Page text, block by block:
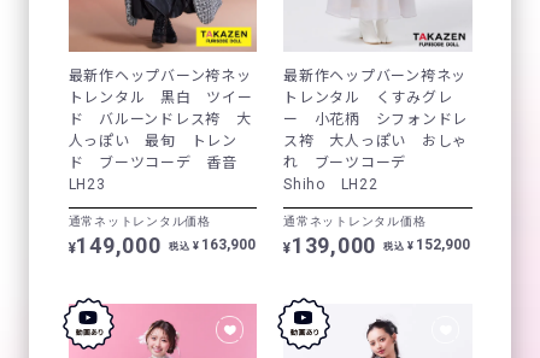
最新作ヘップバーン袴ネッ
トレンタル 黒白 ツイー
ド バルーンドレス袴 大
人っぽい 最旬 トレン
ド ブーツコーデ 香音
LH23
通常ネットレンタル価格
¥149,000 税込 ¥ 163,900
最新作ヘップバーン袴ネッ
トレンタル くすみグレ
ー 小花柄 シフォンドレ
ス袴 大人っぽい おしゃ
れ ブーツコーデ
Shiho LH22
通常ネットレンタル価格
¥139,000 税込 ¥ 152,900